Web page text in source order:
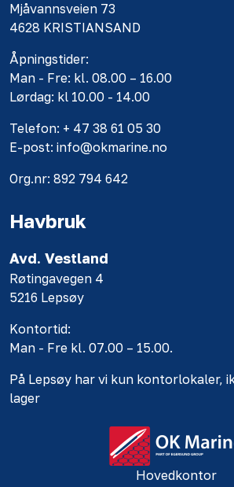
Mjåvannsveien 73
4628 KRISTIANSAND
Åpningstider:
Man - Fre: kl. 08.00 – 16.00
Lørdag: kl 10.00 - 14.00
Telefon: + 47 38 61 05 30
E-post: info@okmarine.no
Org.nr: 892 794 642
Havbruk
Avd. Vestland
Røtingavegen 4
5216 Lepsøy
Kontortid:
Man - Fre kl. 07.00 – 15.00.
På Lepsøy har vi kun kontorlokaler,
lager
Hovedkontor